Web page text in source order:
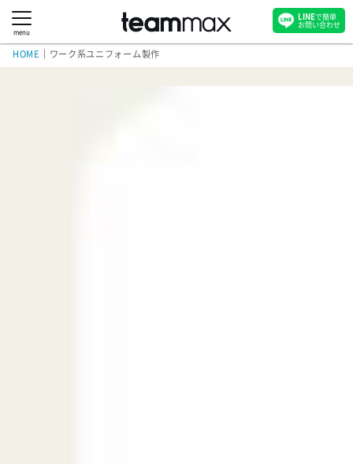
menu
HOME ワーク系ユニフォーム製作
LINEで簡単
お問い合わせ